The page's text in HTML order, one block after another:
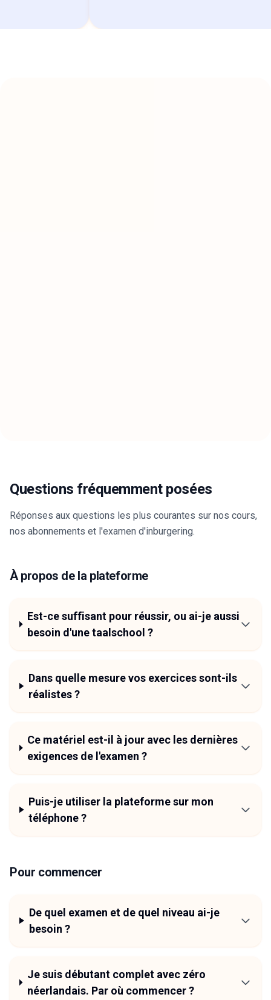
Questions fréquemment posées
Réponses aux questions les plus courantes sur nos cours,
nos abonnements et l'examen d'inburgering.
À propos de la plateforme
Est-ce suffisant pour réussir, ou ai-je aussi
besoin d'une taalschool ?
Dans quelle mesure vos exercices sont-ils
réalistes ?
Ce matériel est-il à jour avec les dernières
exigences de l'examen ?
Puis-je utiliser la plateforme sur mon
téléphone ?
Pour commencer
De quel examen et de quel niveau ai-je
besoin ?
Je suis débutant complet avec zéro
néerlandais. Par où commencer ?